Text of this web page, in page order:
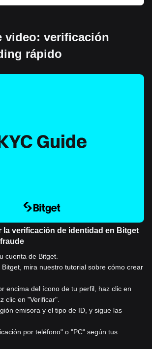
video: verificación
rápido
la verificación de identidad en Bitget
cuenta de Bitget.
mira nuestro tutorial sobre cómo crear
encima del ícono de tu perfil, haz clic en
clic en "Verificar".
emisora y el tipo de ID, y sigue las
por teléfono" o "PC" según tus